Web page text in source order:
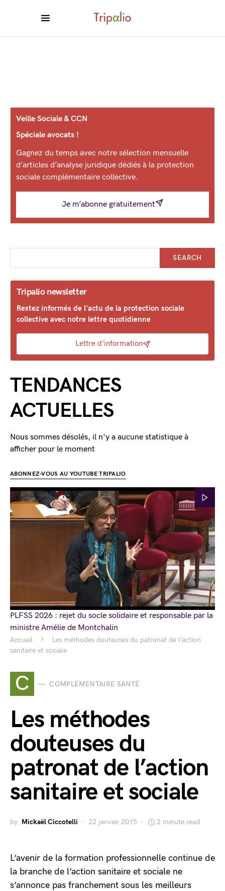
Accueil
Les méthodes douteuses du patronat de l’action
sanitaire et sociale
C COMPLÉMENTAIRE SANTÉ
Les méthodes
douteuses du
patronat de l’action
sanitaire et sociale
by Mickaël Ciccotelli 22 janvier 2015 2 minute read
L’avenir de la formation professionnelle continue de
la branche de l’action sanitaire et sociale ne
s’annonce pas franchement sous les meilleurs
Veille Sociale & CCN
Spéciale avocats !
Gagnez du temps avec notre sélection mensuelle
d’articles d’analyse juridique dédiés à la protection
sociale complémentaire collective.
Je m’abonne gratuitement
SEARCH
Tripalio newsletter
Restez informés de l'actu de la protection sociale
collective avec notre lettre quotidienne
Lettre d'information
TENDANCES
ACTUELLES
Nous sommes désolés, il n'y a aucune statistique à
afficher pour le moment
ABONNEZ-VOUS AU YOUTUBE TRIPALIO
PLFSS 2026 : rejet du socle solidaire et responsable par la
ministre Amélie de Montchalin